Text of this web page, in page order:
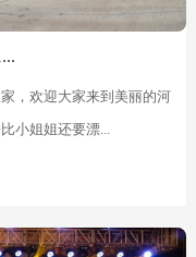
，欢迎大家来到美丽的河
小姐姐还要漂...